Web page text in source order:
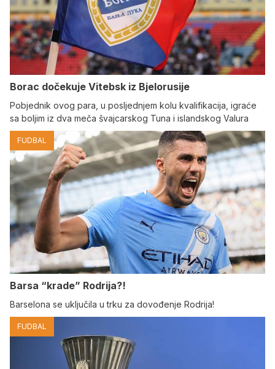
Borac dočekuje Vitebsk iz Bjelorusije
Pobjednik ovog para, u posljednjem kolu kvalifikacija, igraće
sa boljim iz dva meča švajcarskog Tuna i islandskog Valura
FUDBAL
Barsa “krade” Rodrija?!
Barselona se uključila u trku za dovođenje Rodrija!
FUDBAL